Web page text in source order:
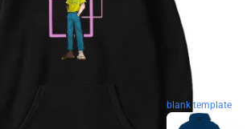
blank template